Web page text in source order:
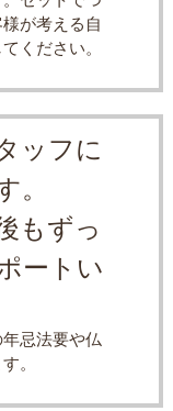
が考える自
ください。
ッフに
。
もずっ
ートい
忌法要や仏
。